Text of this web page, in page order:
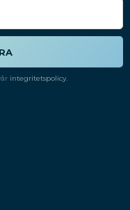
integritetspolicy.